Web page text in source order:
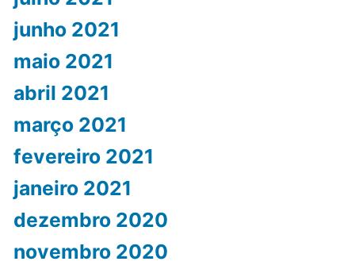
junho 2021
maio 2021
abril 2021
março 2021
fevereiro 2021
janeiro 2021
dezembro 2020
novembro 2020